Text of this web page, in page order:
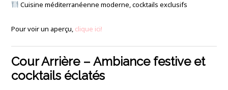
Cuisine méditerranéenne moderne, cocktails exclusifs
Pour voir un aperçu, clique ici!
Cour Arrière – Ambiance festive et
cocktails éclatés